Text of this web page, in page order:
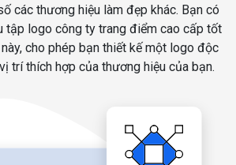
các thương hiệu làm đẹp khác. Bạn có
tập logo công ty trang điểm cao cấp tốt
cho phép bạn thiết kế một logo độc
trí thích hợp của thương hiệu của bạn.